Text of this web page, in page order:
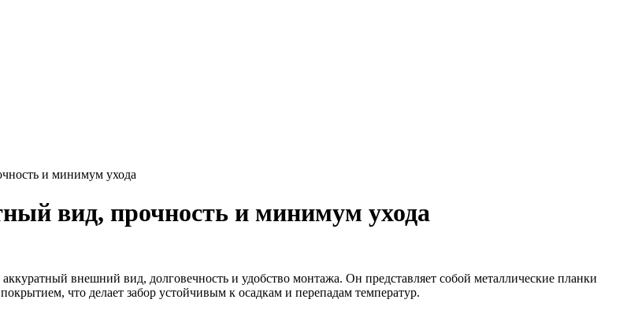
и минимум ухода
вид, прочность и минимум ухода
внешний вид, долговечность и удобство монтажа. Он представляет собой металлические планки
что делает забор устойчивым к осадкам и перепадам температур.